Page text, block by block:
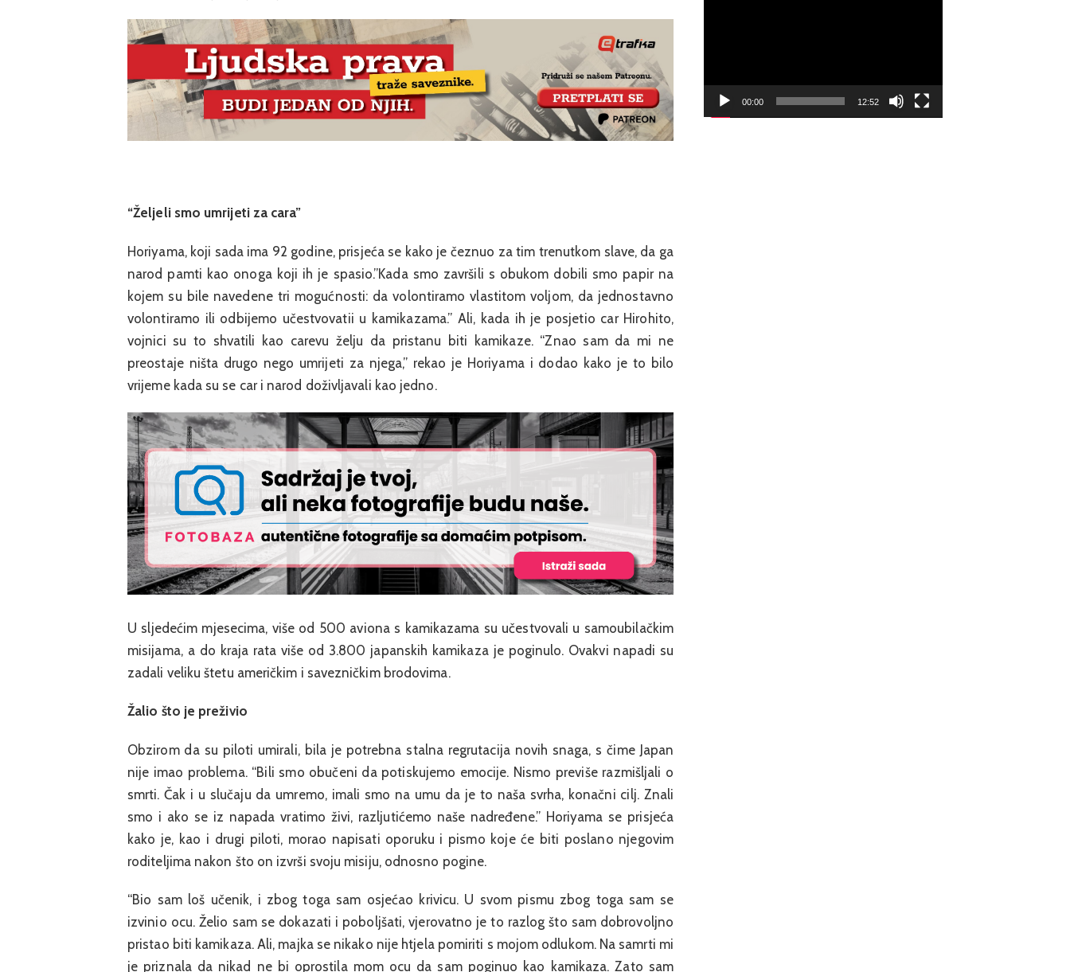
“Željeli smo umrijeti za cara”
Horiyama, koji sada ima 92 godine, prisjeća se kako je čeznuo za tim trenutkom slave, da ga
narod pamti kao onoga koji ih je spasio.”Kada smo završili s obukom dobili smo papir na
kojem su bile navedene tri mogućnosti: da volontiramo vlastitom voljom, da jednostavno
volontiramo ili odbijemo učestvovatii u kamikazama.” Ali, kada ih je posjetio car Hirohito,
vojnici su to shvatili kao carevu želju da pristanu biti kamikaze. “Znao sam da mi ne
preostaje ništa drugo nego umrijeti za njega,” rekao je Horiyama i dodao kako je to bilo
vrijeme kada su se car i narod doživljavali kao jedno.
U sljedećim mjesecima, više od 500 aviona s kamikazama su učestvovali u samoubilačkim
misijama, a do kraja rata više od 3.800 japanskih kamikaza je poginulo. Ovakvi napadi su
zadali veliku štetu američkim i savezničkim brodovima.
Žalio što je preživio
Obzirom da su piloti umirali, bila je potrebna stalna regrutacija novih snaga, s čime Japan
nije imao problema. “Bili smo obučeni da potiskujemo emocije. Nismo previše razmišljali o
smrti. Čak i u slučaju da umremo, imali smo na umu da je to naša svrha, konačni cilj. Znali
smo i ako se iz napada vratimo živi, razljutićemo naše nadređene.” Horiyama se prisjeća
kako je, kao i drugi piloti, morao napisati oporuku i pismo koje će biti poslano njegovim
roditeljima nakon što on izvrši svoju misiju, odnosno pogine.
“Bio sam loš učenik, i zbog toga sam osjećao krivicu. U svom pismu zbog toga sam se
izvinio ocu. Želio sam se dokazati i poboljšati, vjerovatno je to razlog što sam dobrovoljno
pristao biti kamikaza. Ali, majka se nikako nije htjela pomiriti s mojom odlukom. Na samrti mi
je priznala da nikad ne bi oprostila mom ocu da sam poginuo kao kamikaza. Zato sam
00:00 12:52